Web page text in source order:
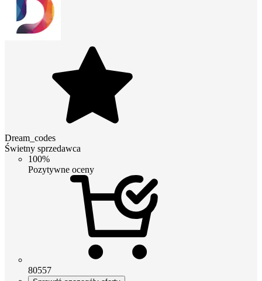
Dream_codes
Świetny sprzedawca
100%
Pozytywne oceny
80557